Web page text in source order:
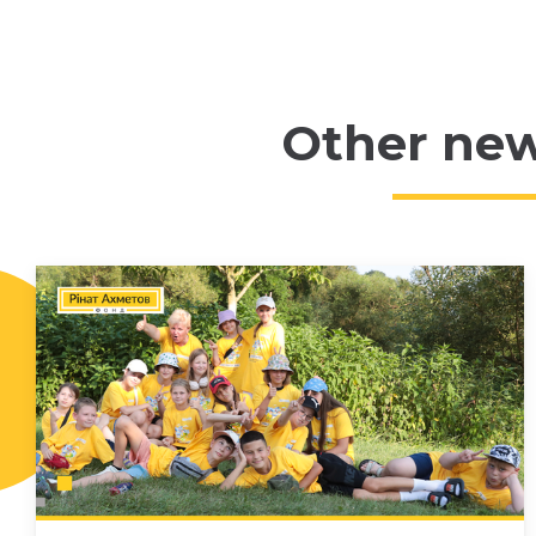
Other